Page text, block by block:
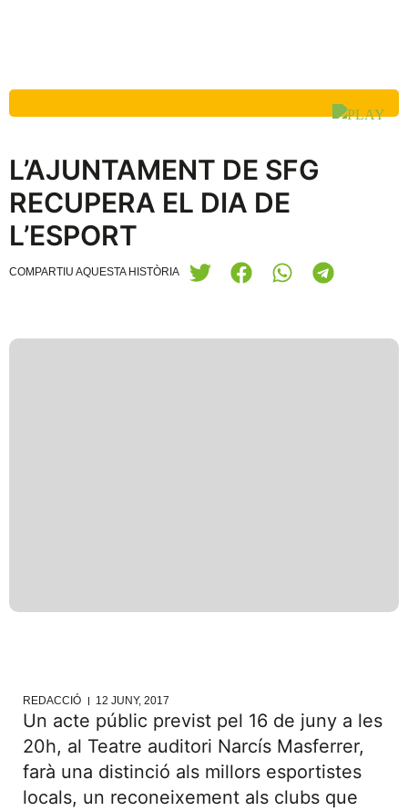
L’AJUNTAMENT DE SFG
RECUPERA EL DIA DE
L’ESPORT
COMPARTIU AQUESTA HISTÒRIA
REDACCIÓ 12 JUNY, 2017
Un acte públic previst pel 16 de juny a les
20h, al Teatre auditori Narcís Masferrer,
farà una distinció als millors esportistes
locals, un reconeixement als clubs que